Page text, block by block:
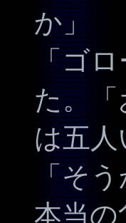
か」
「ゴ
た。
は五人
「そ
本当